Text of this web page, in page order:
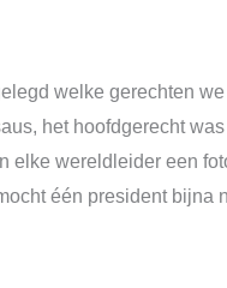
welke gerechten
het hoofdgerecht
elke wereldleider een
één president bijna